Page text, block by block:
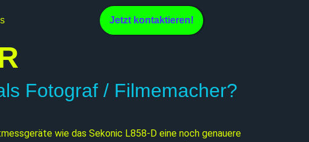
Jetzt kontaktieren!
Fotograf / Filmemacher?
wie das Sekonic L858-D eine noch genauere